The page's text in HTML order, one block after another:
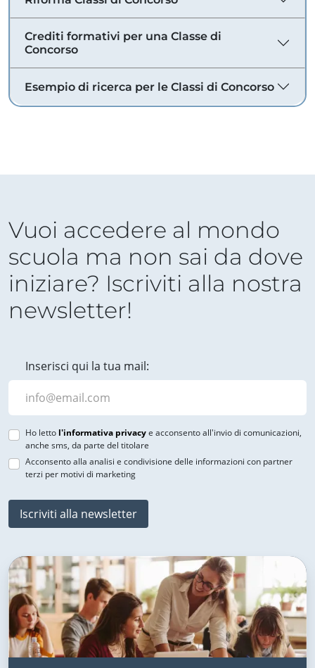
Crediti formativi per una Classe di
Concorso
Esempio di ricerca per le Classi di Concorso
Vuoi accedere al mondo
scuola ma non sai da dove
iniziare? Iscriviti alla nostra
newsletter!
Inserisci qui la tua mail:
Ho letto l'informativa privacye acconsento all'invio di comunicazioni,
anche sms, da parte del titolare
Acconsento alla analisi e condivisione delle informazioni con partner
terzi per motivi di marketing
Iscriviti alla newsletter